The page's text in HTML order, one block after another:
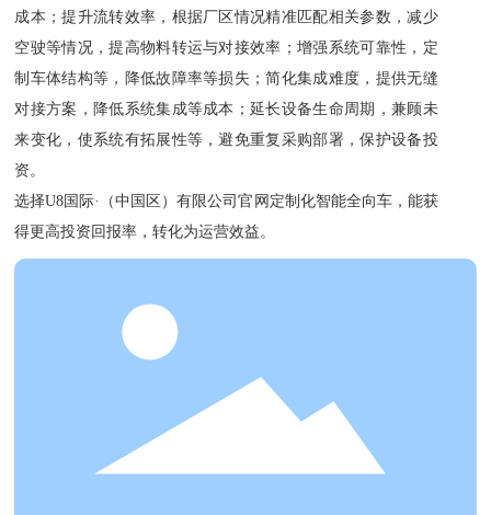
成本；提升流转效率，根据厂区情况精准匹配相关参数，减少
空驶等情况，提高物料转运与对接效率；增强系统可靠性，定
制车体结构等，降低故障率等损失；简化集成难度，提供无缝
对接方案，降低系统集成等成本；延长设备生命周期，兼顾未
来变化，使系统有拓展性等，避免重复采购部署，保护设备投
资。
选择U8国际·（中国区）有限公司官网定制化智能全向车，能获
得更高投资回报率，转化为运营效益。